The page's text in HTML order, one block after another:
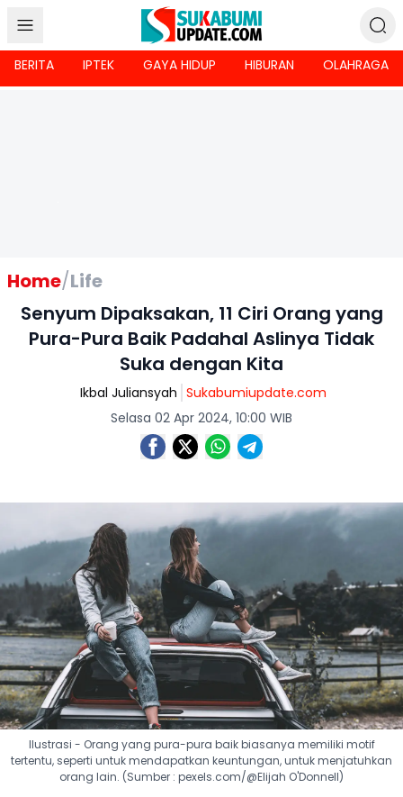
BERITA IPTEK GAYA HIDUP HIBURAN OLAHRAGA
Home/Life
Senyum Dipaksakan, 11 Ciri Orang yang
Pura-Pura Baik Padahal Aslinya Tidak
Suka dengan Kita
Ikbal Juliansyah Sukabumiupdate.com
Selasa 02 Apr 2024, 10:00 WIB
Ilustrasi - Orang yang pura-pura baik biasanya memiliki motif
tertentu, seperti untuk mendapatkan keuntungan, untuk menjatuhkan
orang lain. (Sumber : pexels.com/@Elijah O'Donnell)